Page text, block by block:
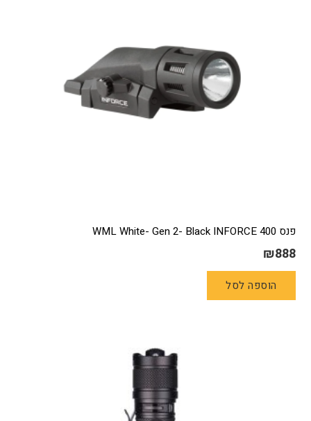
פנס WML White- Gen 2- Black INFORCE 400
₪888
הוספה לסל